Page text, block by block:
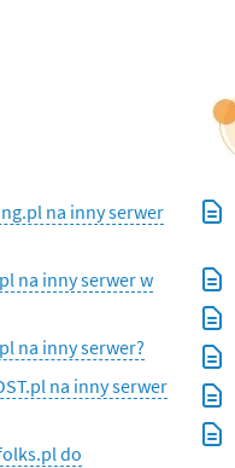
na inny serwer
na inny serwer w
na inny serwer?
na inny serwer
do